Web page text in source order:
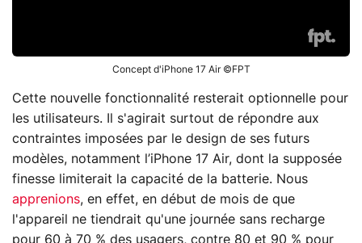
Concept d'iPhone 17 Air ©FPT
Cette nouvelle fonctionnalité resterait optionnelle pour
les utilisateurs. Il s'agirait surtout de répondre aux
contraintes imposées par le design de ses futurs
modèles, notamment l’iPhone 17 Air, dont la supposée
finesse limiterait la capacité de la batterie. Nous
apprenions, en effet, en début de mois de que
l'appareil ne tiendrait qu'une journée sans recharge
pour 60 à 70 % des usagers, contre 80 et 90 % pour